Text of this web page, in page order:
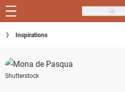
Skip
to
main
Recettes
Inspirations
Conseils
Inspirations
Shutterstock